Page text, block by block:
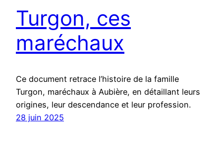
Turgon, ces
maréchaux
Ce document retrace l’histoire de la famille
Turgon, maréchaux à Aubière, en détaillant leurs
origines, leur descendance et leur profession.
28 juin 2025